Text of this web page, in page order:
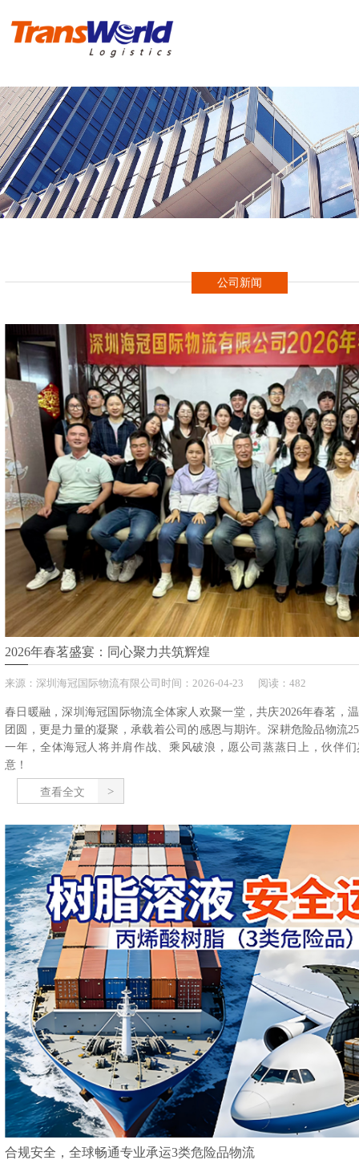
首 页
危险品物流
化工品物流
实例操作方案
新闻资讯
海冠国际
海外网络
联系我们
公司新闻
2026年春茗盛宴：同心聚力共筑辉煌
来源： 深圳海冠国际物流有限公司 时间： 2026-04-23 阅读：482
春日暖融，深圳海冠国际物流全体家人欢聚一堂，共庆2026年春茗，
团圆，更是力量的凝聚，承载着公司的感恩与期许。深耕危险品物流
一年，全体海冠人将并肩作战、乘风破浪，愿公司蒸蒸日上，伙伴
意！
查看全文
合规安全，全球畅通专业承运3类危险品物流